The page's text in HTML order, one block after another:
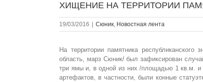
ХИЩЕНИЕ НА ТЕРРИТОРИИ
19/03/2016 Сюник, Новостная лента
На территории памятника
область, марз Сюник/ был зафиксирован
три ямы и, в одной из них /площадью 1 кв.м. и
артефактов, в частности, были конные